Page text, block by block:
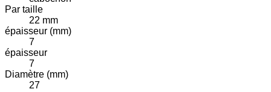
Par taille
22 mm
épaisseur (mm)
7
épaisseur
7
Diamètre (mm)
27